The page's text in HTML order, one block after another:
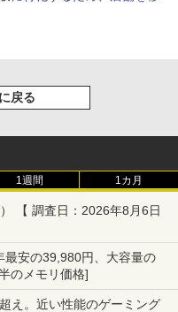
戻る
1週間 1カ月
【 調査日：2026年8月6日
最安の39,980円、大容量の
のメモリ価格]
え。近い性能のゲーミング